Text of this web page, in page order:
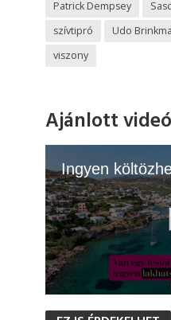
Patrick Dempsey
szívtipró
Udo
viszony
Ajánlott videó
s